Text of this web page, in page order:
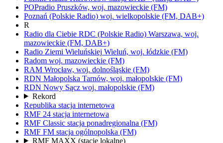
POPradio Pruszków, woj. mazowieckie (FM)
Poznań (Polskie Radio) woj. wielkopolskie (FM, DAB+)
R
Radio dla Ciebie RDC (Polskie Radio) Warszawa, woj.
mazowieckie (FM, DAB+)
Radio Ziemi Wieluńskiej Wieluń, woj. łódzkie (FM)
Radom woj. mazowieckie (FM)
RAM Wrocław, woj. dolnośląskie (FM)
RDN Małopolska Tarnów, woj. małopolskie (FM)
RDN Nowy Sącz woj. małopolskie (FM)
Rekord
Republika stacja internetowa
RMF 24 stacja internetowa
RMF Classic stacja ponadregionalna (FM)
RMF FM stacja ogólnopolska (FM)
RMF MAXX (stacje lokalne)